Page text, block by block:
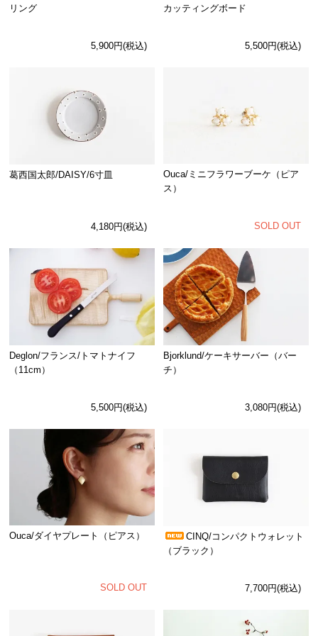
リング
5,900円(税込)
カッティングボード
5,500円(税込)
葛西国太郎/DAISY/6寸皿
4,180円(税込)
Ouca/ミニフラワーブーケ（ピア
ス）
SOLD OUT
Deglon/フランス/トマトナイフ
（11cm）
5,500円(税込)
Bjorklund/ケーキサーバー（バー
チ）
3,080円(税込)
Ouca/ダイヤプレート（ピアス）
SOLD OUT
CINQ/コンパクトウォレット
（ブラック）
7,700円(税込)